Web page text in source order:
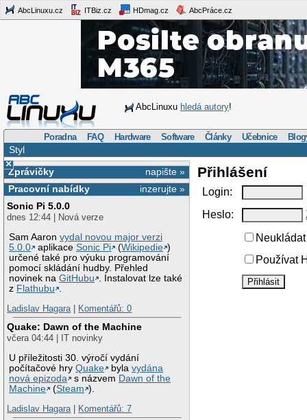
AbcLinuxu.cz ITBiz.cz HDmag.cz AbcPráce.cz
AbcLinuxu hledá autory!
Poradna FAQ Hardware Software Články Učebnice
Styl
×
napište »
Zprávičky
inzerujte »
Pracovní nabídky
Sonic Pi 5.0.0
dnes 12:44 | Nová verze
Sam Aaronvydal novou major verzi
5.0.0
aplikaceSonic Pi (Wikipedie )
určené také pro výuku programování
pomocí skládání hudby. Přehled
novinek naGitHubu
. Instalovat lze také
z Flathubu
Ladislav Hagara| Komentářů: 0
Quake: Dawn of the Machine
včera 04:44 | IT novinky
U příležitosti 30. výročí vydání
počítačové hryQuake bylavydána
nová epizoda
s názvem Dawn of the
Machine
(Steam ).
Ladislav Hagara| Komentářů: 7
Přihlášení
Login:
Heslo:
Používat